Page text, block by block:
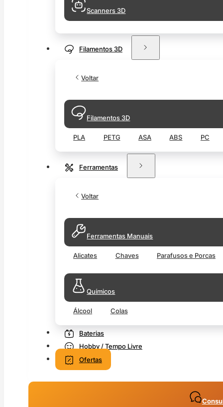
Scanners 3D
Filamentos 3D
Voltar
Filamentos 3D
PLA PETG ASA ABS PC
Ferramentas
Voltar
Ferramentas Manuais
Alicates Chaves Parafusos e Porcas
Químicos
Álcool Colas
Baterias
Hobby / Tempo Livre
Ofertas